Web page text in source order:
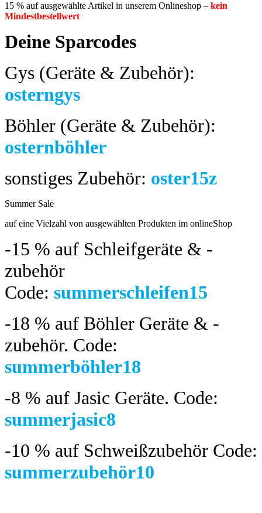
15 % auf ausgewählte Artikel in unserem Onlineshop – kein
Mindestbestellwert
Deine Sparcodes
Gys (Geräte & Zubehör):
osterngys
Böhler (Geräte & Zubehör):
osternböhler
sonstiges Zubehör: oster15z
Summer Sale
auf eine Vielzahl von ausgewählten Produkten im onlineShop
-15 % auf Schleifgeräte & -
zubehör
Code: summerschleifen15
-18 % auf Böhler Geräte & -
zubehör. Code:
summerböhler18
-8 % auf Jasic Geräte. Code:
summerjasic8
-10 % auf Schweißzubehör Code:
summerzubehör10